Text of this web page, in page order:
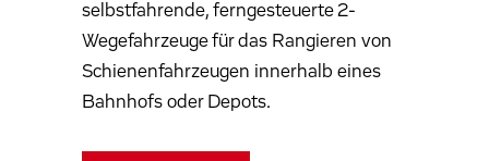
selbstfahrende, ferngesteuerte 2-
Wegefahrzeuge für das Rangieren von
Schienenfahrzeugen innerhalb eines
Bahnhofs oder Depots.